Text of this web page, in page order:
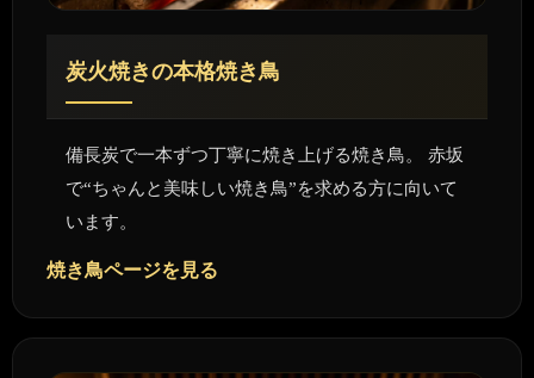
炭火焼きの本格焼き鳥
備長炭で一本ずつ丁寧に焼き上げる焼き鳥。 赤坂
で“ちゃんと美味しい焼き鳥”を求める方に向いて
います。
焼き鳥ページを見る